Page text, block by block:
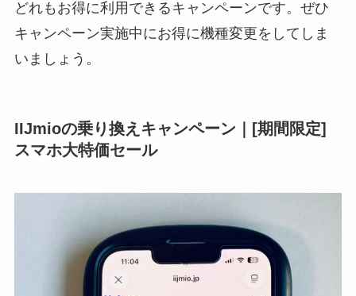
どれもお得に利用できるキャンペーンです。ぜひ
キャンペーン実施中にお得に機種変更をしてしま
いましょう。
IIJmioの乗り換えキャンペーン｜[期間限定]
スマホ大特価セール